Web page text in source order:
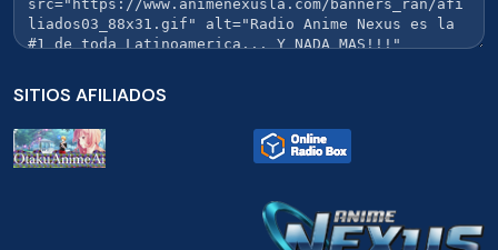
SITIOS AFILIADOS